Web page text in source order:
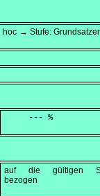
→ Stufe:
     --- %
auf die gültigen
bezogen